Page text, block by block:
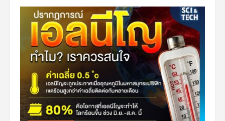
Seuls
5
millions
de
Thaïlandais
paient
réellement
l’impôt
sur
le
revenu